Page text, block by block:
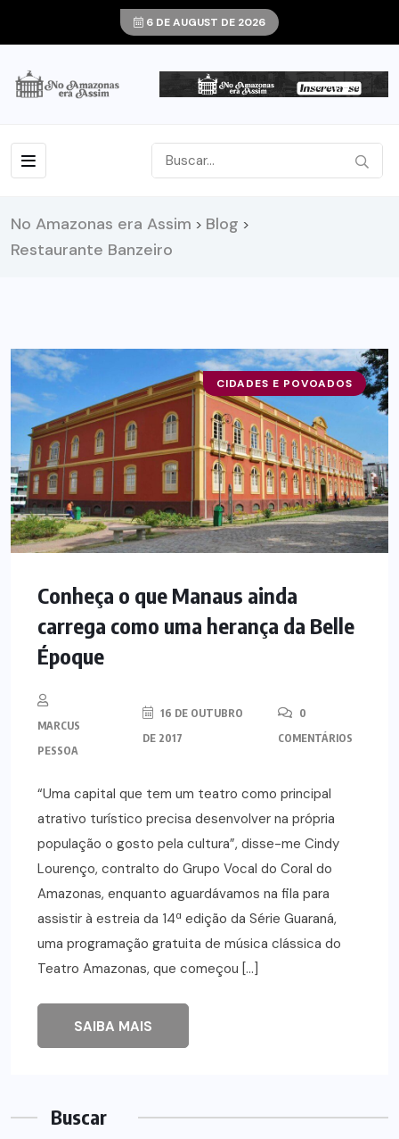
6 DE AUGUST DE 2026
No Amazonas era Assim > Blog >
Restaurante Banzeiro
CIDADES E POVOADOS
Conheça o que Manaus ainda
carrega como uma herança da Belle
Époque
MARCUS
PESSOA
16 DE OUTUBRO
DE 2017
0
COMENTÁRIOS
“Uma capital que tem um teatro como principal
atrativo turístico precisa desenvolver na própria
população o gosto pela cultura”, disse-me Cindy
Lourenço, contralto do Grupo Vocal do Coral do
Amazonas, enquanto aguardávamos na fila para
assistir à estreia da 14ª edição da Série Guaraná,
uma programação gratuita de música clássica do
Teatro Amazonas, que começou […]
SAIBA MAIS
Buscar